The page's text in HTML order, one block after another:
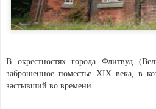
В окрестностях города Флитвуд
заброшенное поместье XIX века, в
застывший во времени.